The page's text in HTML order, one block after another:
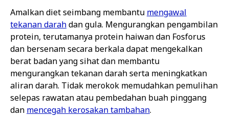
Amalkan diet seimbang membantu mengawal
tekanan darahdan gula. Mengurangkan pengambilan
protein, terutamanya protein haiwan dan Fosforus
dan bersenam secara berkala dapat mengekalkan
berat badan yang sihat dan membantu
mengurangkan tekanan darah serta meningkatkan
aliran darah. Tidak merokok memudahkan pemulihan
selepas rawatan atau pembedahan buah pinggang
dan mencegah kerosakan tambahan.